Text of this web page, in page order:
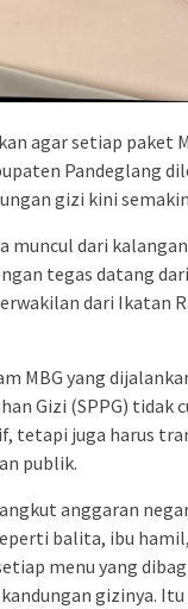
agar setiap paket
Pandeglang
gizi kini
muncul dari
tegas datang
dari Ikatan
MBG yang
Gizi (SPPG) tidak
tetapi juga harus
publik.
anggaran
balita, ibu
menu yang
gizinya.